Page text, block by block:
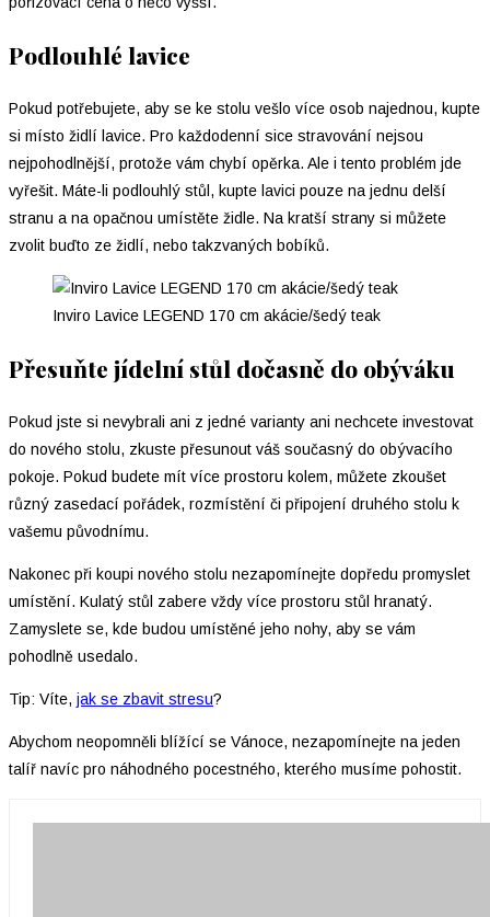
Podlouhlé lavice
Pokud potřebujete, aby se ke stolu vešlo více osob najednou, kupte
si místo židlí lavice. Pro každodenní sice stravování nejsou
nejpohodlnější, protože vám chybí opěrka. Ale i tento problém jde
vyřešit. Máte-li podlouhlý stůl, kupte lavici pouze na jednu delší
stranu a na opačnou umístěte židle. Na kratší strany si můžete
zvolit buďto ze židlí, nebo takzvaných bobíků.
Inviro Lavice LEGEND 170 cm akácie/šedý teak
Přesuňte jídelní stůl dočasně do obýváku
Pokud jste si nevybrali ani z jedné varianty ani nechcete investovat
do nového stolu, zkuste přesunout váš současný do obývacího
pokoje. Pokud budete mít více prostoru kolem, můžete zkoušet
různý zasedací pořádek, rozmístění či připojení druhého stolu k
vašemu původnímu.
Nakonec při koupi nového stolu nezapomínejte dopředu promyslet
umístění. Kulatý stůl zabere vždy více prostoru stůl hranatý.
Zamyslete se, kde budou umístěné jeho nohy, aby se vám
pohodlně usedalo.
Tip: Víte, jak se zbavit stresu?
Abychom neopomněli blížící se Vánoce, nezapomínejte na jeden
talíř navíc pro náhodného pocestného, kterého musíme pohostit.